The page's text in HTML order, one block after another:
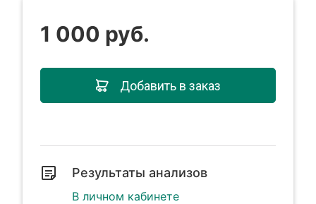
1 000 руб.
Добавить в заказ
Результаты анализов
В личном кабинете